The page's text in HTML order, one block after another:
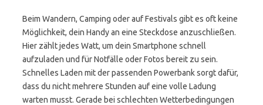
Beim Wandern, Camping oder auf Festivals gibt es oft keine
Möglichkeit, dein Handy an eine Steckdose anzuschließen.
Hier zählt jedes Watt, um dein Smartphone schnell
aufzuladen und für Notfälle oder Fotos bereit zu sein.
Schnelles Laden mit der passenden Powerbank sorgt dafür,
dass du nicht mehrere Stunden auf eine volle Ladung
warten musst. Gerade bei schlechten Wetterbedingungen